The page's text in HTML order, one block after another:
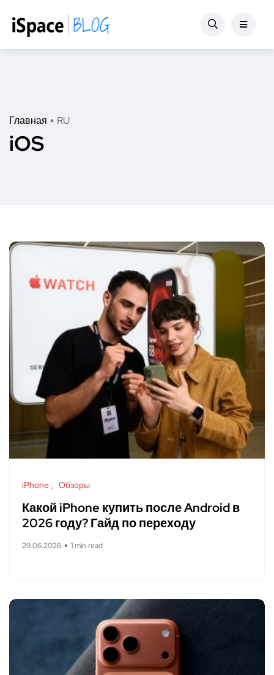
Главная RU
iOS
iPhone Обзоры
Какой iPhone купить после Android в
2026 году? Гайд по переходу
29.06.2026 1 min read